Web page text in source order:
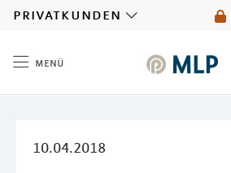
privatkunden
menü
10.04.2018